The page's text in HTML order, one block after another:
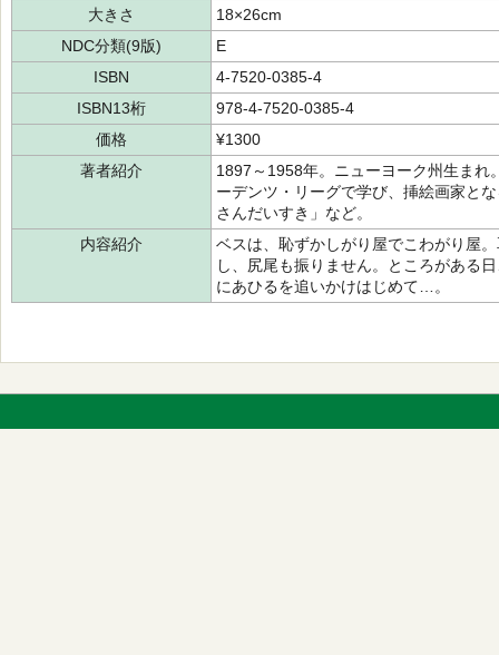
大きさ
18×26cm
NDC分類(9版)
E
ISBN
4-7520-0385-4
ISBN13桁
978-4-7520-0385-4
価格
¥1300
著者紹介
1897～1958年。ニューヨーク州生まれ
ーデンツ・リーグで学び、挿絵画家と
さんだいすき」など。
内容紹介
ベスは、恥ずかしがり屋でこわがり屋
し、尻尾も振りません。ところがある
にあひるを追いかけはじめて…。